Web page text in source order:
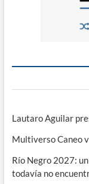
Lautaro Aguilar
Multiverso Caneo
Río Negro 2027:
todavía no